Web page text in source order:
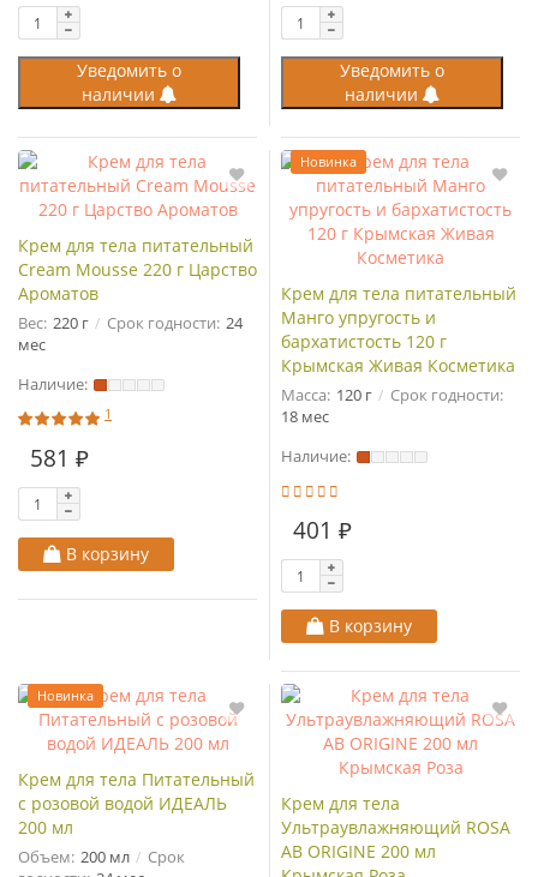
Уведомить о
наличии
Уведомить о
наличии
Крем для тела питательный
Cream Mousse 220 г Царство
Ароматов
Вес: 220 г Срок годности: 24
мес
Наличие:
1
581 ₽
В корзину
Новинка
Крем для тела питательный
Манго упругость и
бархатистость 120 г
Крымская Живая Косметика
Масса: 120 г
Срок годности:
18 мес
Наличие:
401 ₽
В корзину
Новинка
Крем для тела Питательный
с розовой водой ИДЕАЛЬ
200 мл
Объем: 200 мл
Срок
Крем для тела
Ультраувлажняющий ROSA
AB ORIGINE 200 мл